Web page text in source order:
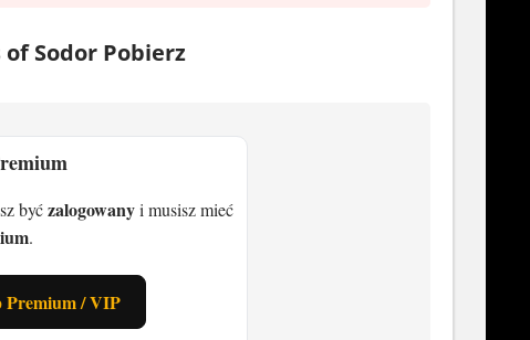
5 3600 3.6 GHz
AMD Radeon RX 5700 (8 GB VRAM)
Sodor Pobierz
byćzalogowanyi musisz mieć
.
Premium / VIP